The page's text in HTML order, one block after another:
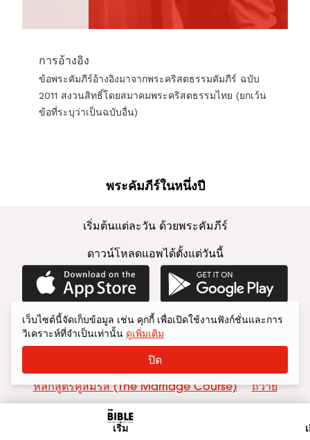
เริ่ม
การอ้างอิง
ข้อพระคัมภีร์อ้างอิงมาจากพระคริสตธรรมคัมภีร์ ฉบับ
2011 สงวนสิทธิ์โดยสมาคมพระคริสตธรรมไทย (ยกเว้น
ข้อที่ระบุว่าเป็นฉบับอื่น)
พระคัมภีร์ในหนึ่งปี
เริ่มต้นแต่ละวัน ด้วยพระคัมภีร์
ดาวน์โหลดแอพได้ตั้งแต่วันนี้
Download on the App StoreGet it on
ติดต่อ
หลักสูตรคู่สมรส (The Marriage Course)
ถวาย
คำถามที่พบบ่อย (FAQs)
เว็บไซต์นี้จัดเก็บข้อมูล เช่น คุกกี้ เพื่อเปิดใช้งานฟังก์ชั่นและการ
วิเคราะห์ที่จำเป็นเท่านั้น ดูเพิ่มเติม
ปิด